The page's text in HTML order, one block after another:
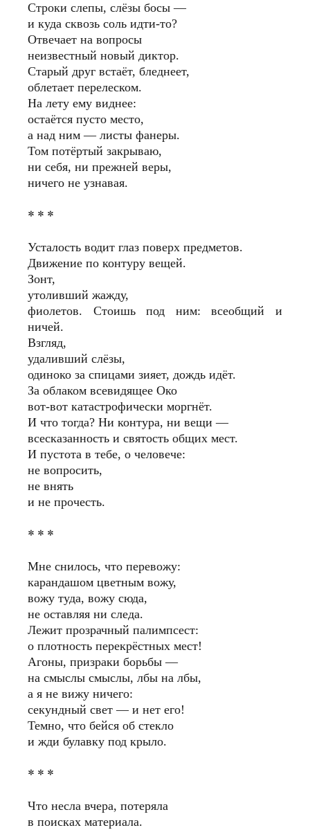
Строки слепы, слёзы босы —
и куда сквозь соль идти-то?
Отвечает на вопросы
неизвестный новый диктор.
Старый друг встаёт, бледнеет,
облетает перелеском.
На лету ему виднее:
остаётся пусто место,
а над ним — листы фанеры.
Том потёртый закрываю,
ни себя, ни прежней веры,
ничего не узнавая.
* * *
Усталость водит глаз поверх предметов.
Движение по контуру вещей.
Зонт,
утоливший жажду,
фиолетов. Стоишь под ним: всеобщий и
ничей.
Взгляд,
удаливший слёзы,
одиноко за спицами зияет, дождь идёт.
За облаком всевидящее Око
вот-вот катастрофически моргнёт.
И что тогда? Ни контура, ни вещи —
всесказанность и святость общих мест.
И пустота в тебе, о человече:
не вопросить,
не внять
и не прочесть.
* * *
Мне снилось, что перевожу:
карандашом цветным вожу,
вожу туда, вожу сюда,
не оставляя ни следа.
Лежит прозрачный палимпсест:
о плотность перекрёстных мест!
Агоны, призраки борьбы —
на смыслы смыслы, лбы на лбы,
а я не вижу ничего:
секундный свет — и нет его!
Темно, что бейся об стекло
и жди булавку под крыло.
* * *
Что несла вчера, потеряла
в поисках материала.